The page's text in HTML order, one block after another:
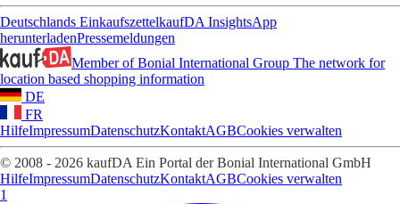
Deutschlands EinkaufszettelkaufDA InsightsApp
herunterladenPressemeldungen
Member of Bonial International Group The network for
location based shopping information
DE
FR
HilfeImpressumDatenschutzKontaktAGBCookies verwalten
© 2008 - 2026 kaufDA Ein Portal der Bonial International GmbH
HilfeImpressumDatenschutzKontaktAGBCookies verwalten
1